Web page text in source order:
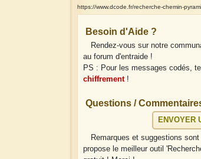
https://www.dcode.fr/recherche-chemin-
Besoin d'Aide ?
Rendez-vous sur notre
au forum d'entraide !
PS : Pour les messages codés,
chiffrement!
Questions /
ENVOYER
Remarques et suggestions
propose le meilleur outil